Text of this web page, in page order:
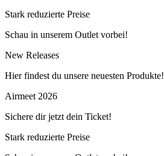
Stark reduzierte Preise
Schau in unserem Outlet vorbei!
New Releases
Hier findest du unsere neuesten Produkte!
Airmeet 2026
Sichere dir jetzt dein Ticket!
Stark reduzierte Preise